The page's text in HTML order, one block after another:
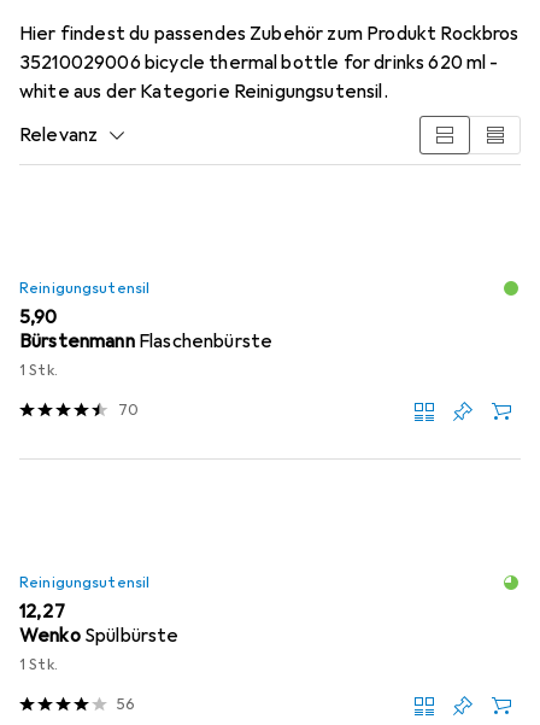
Hier findest du passendes Zubehör zum Produkt Rockbros
35210029006 bicycle thermal bottle for drinks 620 ml -
white aus der Kategorie Reinigungsutensil.
Relevanz
Reinigungsutensil
EUR
5,90
Bürstenmann Flaschenbürste
1 Stk.
70
Reinigungsutensil
EUR
12,27
Wenko Spülbürste
1 Stk.
56